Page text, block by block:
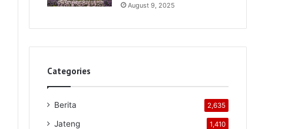
August 9, 2025
Categories
Berita 2,635
Jateng 1,410